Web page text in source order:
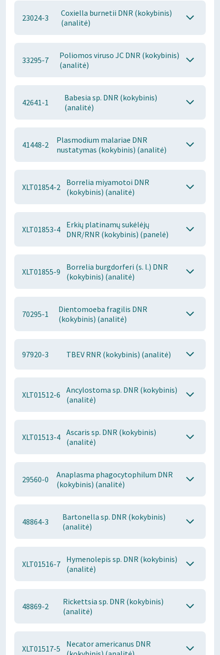
23024-3
Coxiella burnetii DNR (kokybinis)
(analitė)
33295-7
Poliomos viruso JC DNR (kokybinis)
(analitė)
42641-1
Babesia sp. DNR (kokybinis)
(analitė)
41448-2
Plasmodium malariae DNR
nustatymas (kokybinis) (analitė)
XLT01854-2
Borrelia miyamotoi DNR
(kokybinis) (analitė)
XLT01853-4
Erkių platinamų sukėlėjų
DNR/RNR (kokybinis) (panelė)
XLT01855-9
Borrelia burgdorferi (s. l.) DNR
(kokybinis) (analitė)
70295-1
Dientomoeba fragilis DNR
(kokybinis) (analitė)
97920-3 TBEV RNR (kokybinis) (analitė)
XLT01512-6
Ancylostoma sp. DNR (kokybinis)
(analitė)
XLT01513-4 Ascaris sp. DNR (kokybinis)
(analitė)
29560-0
Anaplasma phagocytophilum DNR
(kokybinis) (analitė)
48864-3
Bartonella sp. DNR (kokybinis)
(analitė)
XLT01516-7
Hymenolepis sp. DNR (kokybinis)
(analitė)
48869-2
Rickettsia sp. DNR (kokybinis)
(analitė)
XLT01517-5
Necator americanus DNR